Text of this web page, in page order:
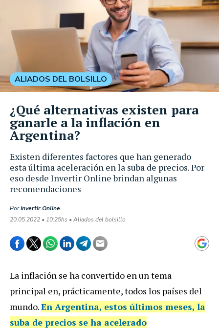
Existen diferentes factores que han generado
esta última aceleración en la suba de precios. Por
eso desde Invertir Online brindan algunas
recomendaciones
PorInvertir Online
20.05.2022 • 10:25hs • Aliados del bolsillo
ALIADOS DEL BOLSILLO
¿Qué alternativas existen para
ganarle a la inflación en
Argentina?
La inflación se ha convertido en un tema
principal en, prácticamente, todos los países del
mundo.En Argentina, estos últimos meses, la
suba de precios se ha acelerado